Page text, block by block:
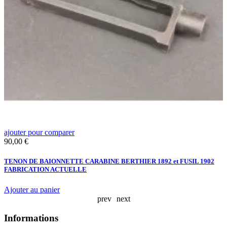
ajouter pour comparer
Prix
90,00 €
TENON DE BAIONNETTE CARABINE BERTHIER 1892 et FUSIL 1902
FABRICATION ACTUELLE
Ajouter au panier
prev next
Informations